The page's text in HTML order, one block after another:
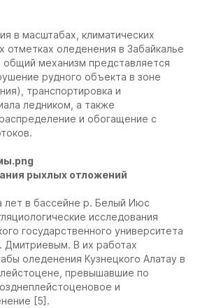
в масштабах, климатических
отметках оледенения в Забайкалье
общий механизм представляется
рудного объекта в зоне
транспортировка и
ледником, а также
и обогащение с
рыхлых отложений
лет в бассейне р. Белый Июс
исследования
государственного университета
В их работах
оледенения Кузнецкого Алатау в
превышавшие по
и
[5].